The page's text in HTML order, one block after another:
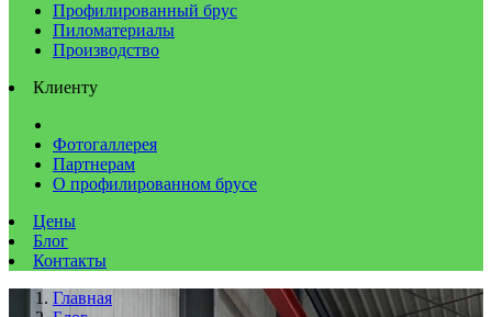
Профилированный брус
Пиломатериалы
Производство
Клиенту
Фотогаллерея
Партнерам
О профилированном брусе
Цены
Блог
Контакты
Главная